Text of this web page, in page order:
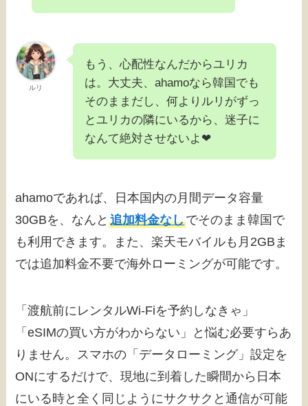
ルリ
もう、心配性なんだからユリカ
は。大丈夫、ahamoなら韓国でも
そのままだし、何よりルリがずっ
とユリカの隣にいるから、迷子に
なんて絶対させないよ❤
ahamoであれば、日本国内の月間データ容量
30GBを、なんと追加料金なしでそのまま韓国で
も利用できます。また、楽天モバイルも月2GBま
では追加料金不要で海外ローミングが可能です。
「渡航前にレンタルWi-Fiを予約しなきゃ」
「eSIMの買い方がわからない」と悩む必要すらあ
りません。スマホの「データローミング」設定を
ONにするだけで、現地に到着した瞬間から日本
にいる時と全く同じようにサクサクと通信が可能